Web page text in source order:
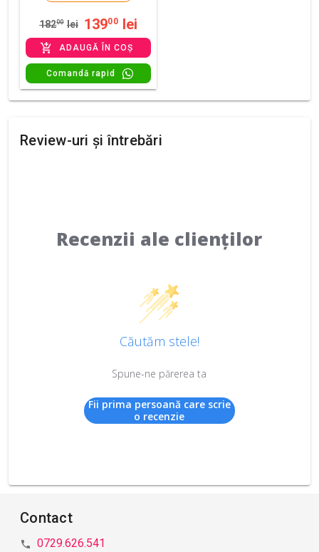
18200 lei 13900 lei
ADAUGĂ ÎN COȘ
Comandă rapid
Review-uri și întrebări
Recenzii ale clienților
Căutăm stele!
Spune-ne părerea ta
Fii prima persoană care scrie
o recenzie
Contact
0729.626.541